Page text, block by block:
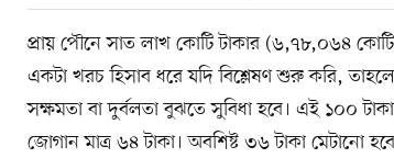
প্রায় পৌনে সাত লাখ কোটি টাকার (৬,৭৮,০৬৪
একটা খরচ হিসাব ধরে যদি বিশ্লেষণ শুরু করি,
সক্ষমতা বা দুর্বলতা বুঝতে সুবিধা হবে। এই ১০০
জোগান মাত্র ৬৪ টাকা। অবশিষ্ট ৩৬ টাকা মেটানো